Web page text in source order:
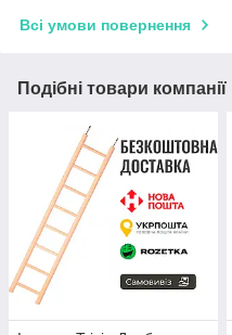
Всі умови повернення
Подібні товари компанії